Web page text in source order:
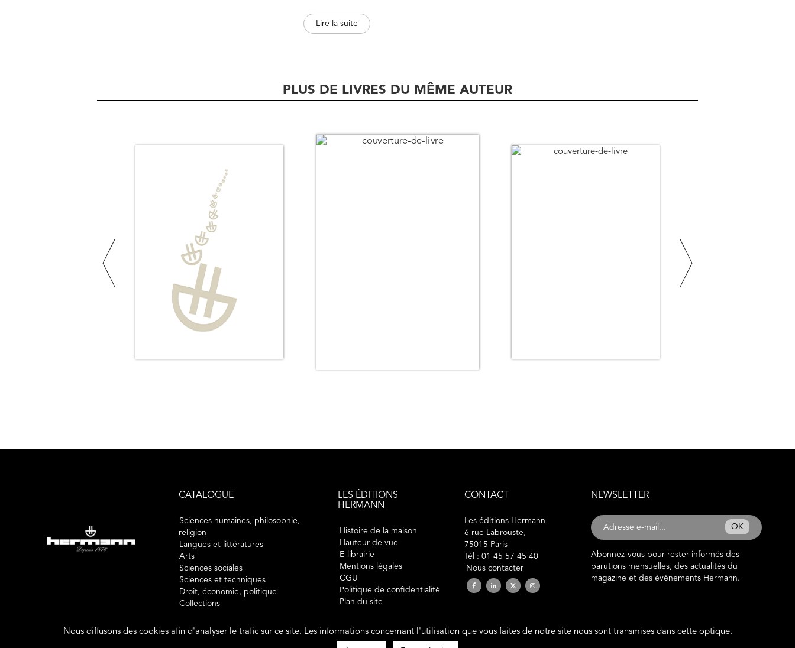
idéologies en vigueur à l’époque, Raphaël Draï dépeint ce drame de façon vivante, nous permettant
ainsi d’appréhender et de sentir les passions qu’ont pu éprouver chacun des protagonistes. Publiée à
Lire la suite
PLUS DE LIVRES DU MÊME AUTEUR
CATALOGUE
Sciences humaines, philosophie,
religion
Langues et littératures
Arts
Sciences sociales
Sciences et techniques
Droit, économie, politique
Collections
LES ÉDITIONS
HERMANN
Histoire de la maison
Hauteur de vue
E-librairie
Mentions légales
CGU
Politique de confidentialité
Plan du site
CONTACT
Les éditions Hermann
6 rue Labrouste,
75015 Paris
Tél : 01 45 57 45 40
Nous contacter
NEWSLETTER
OK
Abonnez-vous pour rester informés des
parutions mensuelles, des actualités du
magazine et des événements Hermann.
2019 © éditions Hermann. Tous droits réservés.
Nous diffusons des cookies afin d'analyser le trafic sur ce site. Les informations concernant l'utilisation que vous faites de notre site nous sont transmises dans cette optique.